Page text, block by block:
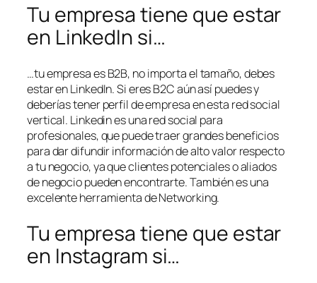
Tu empresa tiene que estar
en LinkedIn si…
…tu empresa es B2B, no importa el tamaño, debes
estar en LinkedIn. Si eres B2C aún así puedes y
deberías tener perfil de empresa en esta red social
vertical. Linkedin es una red social para
profesionales, que puede traer grandes beneficios
para dar difundir información de alto valor respecto
a tu negocio, ya que clientes potenciales o aliados
de negocio pueden encontrarte. También es una
excelente herramienta de Networking.
Tu empresa tiene que estar
en Instagram si…